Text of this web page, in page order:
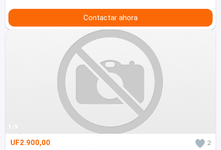
Contactar ahora
1/9
UF2.900,00
2